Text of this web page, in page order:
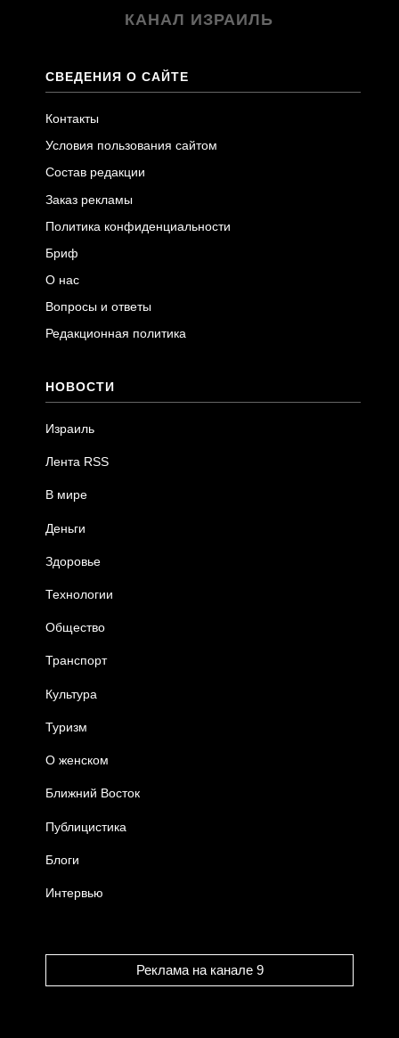
КАНАЛ ИЗРАИЛЬ
СВЕДЕНИЯ О САЙТЕ
Контакты
Условия пользования сайтом
Состав редакции
Заказ рекламы
Политика конфиденциальности
Бриф
О нас
Вопросы и ответы
Редакционная политика
НОВОСТИ
Израиль
Лента RSS
В мире
Деньги
Здоровье
Технологии
Общество
Транспорт
Культура
Туризм
О женском
Ближний Восток
Публицистика
Блоги
Интервью
Реклама на канале 9